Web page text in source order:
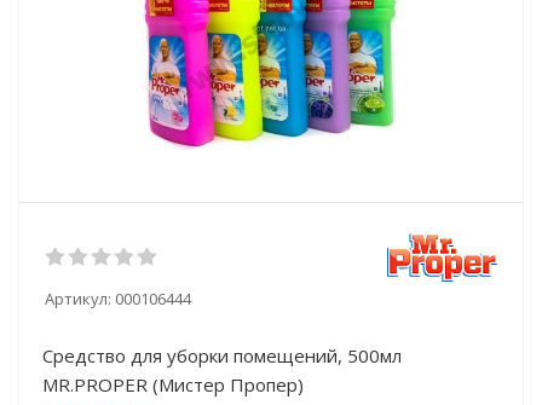
Артикул: 000106444
Средство для уборки помещений, 500мл
MR.PROPER (Мистер Пропер)